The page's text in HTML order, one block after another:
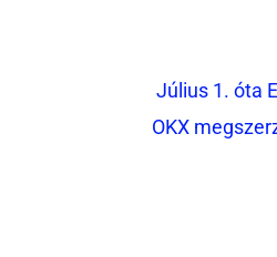
Július 1. óta
OKX